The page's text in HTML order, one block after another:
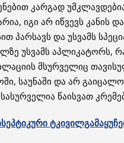
კარგად
იგი არ იწვევს კანის
პარსავს და უსვამს
უსვამს აპლიკატორს,
მსურველიც
საუნაში და არ
წაისვათ